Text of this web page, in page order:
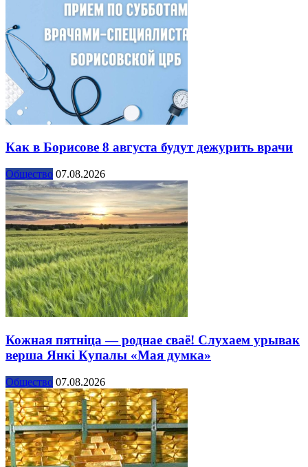
Как в Борисове 8 августа будут дежурить врачи
Общество 07.08.2026
Кожная пятніца — роднае сваё! Слухаем урывак
верша Янкі Купалы «Мая думка»
Общество 07.08.2026